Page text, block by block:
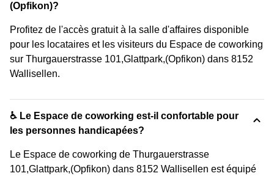
(Opfikon)?
Profitez de l'accès gratuit à la salle d'affaires disponible
pour les locataires et les visiteurs du Espace de coworking
sur Thurgauerstrasse 101,Glattpark,(Opfikon) dans 8152
Wallisellen.
♿ Le Espace de coworking est-il confortable pour
les personnes handicapées?
Le Espace de coworking de Thurgauerstrasse
101,Glattpark,(Opfikon) dans 8152 Wallisellen est équipé